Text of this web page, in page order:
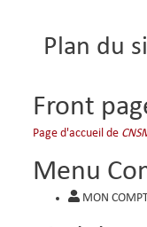
compte
FONDS CDMC-MMC
Front
Page d'accueil de
Menu
MON
Plan du